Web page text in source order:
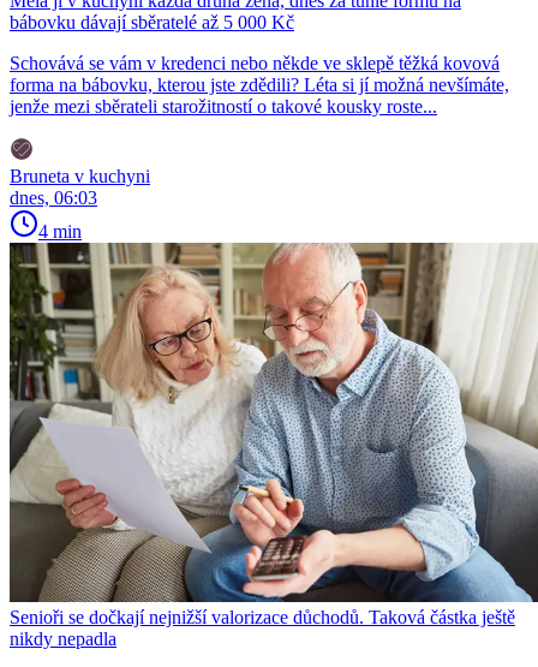
bábovku dávají sběratelé až 5 000 Kč
Schovává se vám v kredenci nebo někde ve sklepě těžká kovová
forma na bábovku, kterou jste zdědili? Léta si jí možná nevšímáte,
jenže mezi sběrateli starožitností o takové kousky roste...
Bruneta v kuchyni
dnes, 06:03
4 min
Senioři se dočkají nejnižší valorizace důchodů. Taková částka ještě
nikdy nepadla